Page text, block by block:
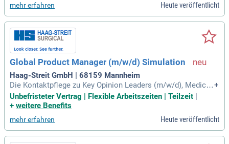
e Generationen überdauert. Wir unterstützen eine zukunftsor
ientierte Denkweise und legen Wert auf wertschaffendes, fa
miliäres Miteinander. Als Medical Advisor übernimmst du w
ichtige Aufgaben im medizinischen Marketing und Mikrobio
m-Bereich. Bewirb dich jetzt und gestalte die Gesundheitsve
rsorgung von morgen mit uns!
mehr erfahren Heute veröffentlicht
Global Product Manager (m/w/d) Simulation
Haag-Streit GmbH | 68159 Mannheim
Die Kontaktpflege zu Key Opinion Leaders (m/w/d), Medical
Advisors (m/w/d) und internationalen Anwendenden rundet
das Aufgabengebiet ab.
+
Unbefristeter Vertrag | Flexible Arbeitszeiten | Teilzeit
+ weitere Benefits
mehr erfahren Heute veröffentlicht